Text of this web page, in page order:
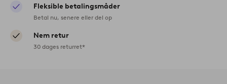
Fleksible betalingsmåder
Betal nu, senere eller del op
Nem retur
30 dages returret*